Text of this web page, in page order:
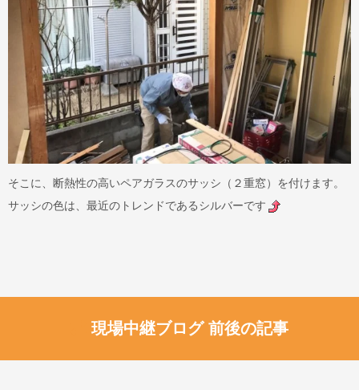
そこに、断熱性の高いペアガラスのサッシ（２重窓）を付けます。
サッシの色は、最近のトレンドであるシルバーです
現場中継ブログ 前後の記事